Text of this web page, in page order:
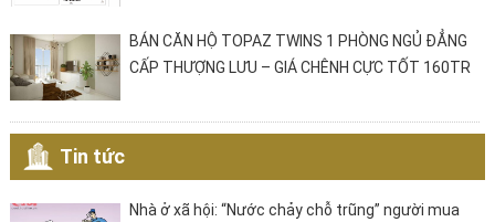
BÁN CĂN HỘ TOPAZ TWINS 1 PHÒNG NGỦ ĐẲNG
CẤP THƯỢNG LƯU – GIÁ CHÊNH CỰC TỐT 160TR
Tin tức
Nhà ở xã hội: “Nước chảy chỗ trũng” người mua